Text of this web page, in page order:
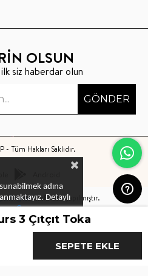
OLSUN
siz haberdar olun
GÖNDER
Tüm Hakları Saklıdır.
Digitaltarafından yapılmıştır.
adına
Detaylı
veÇerez
3 Çıtçıt Toka